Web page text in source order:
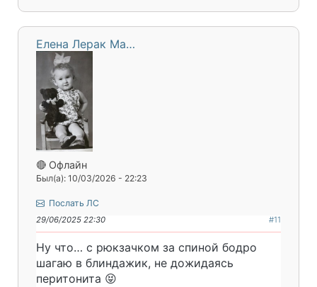
Елена Лерак Ма…
🔴 Офлайн
Был(а): 10/03/2026 - 22:23
Послать ЛС
29/06/2025 22:30 #11
Ну что… с рюкзачком за спиной бодро
шагаю в блиндажик, не дожидаясь
перитонита 😝